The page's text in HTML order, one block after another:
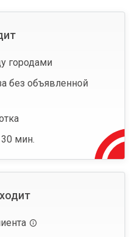
городами
без объявленной
мин.